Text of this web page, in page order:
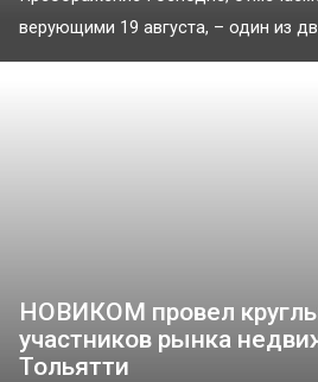
верующими 19 августа, – один из
НОВИКОМ провел
участников рынка
Тольятти